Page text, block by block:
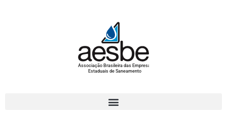
Associação Brasileira das Empresas
Estaduais de Saneamento